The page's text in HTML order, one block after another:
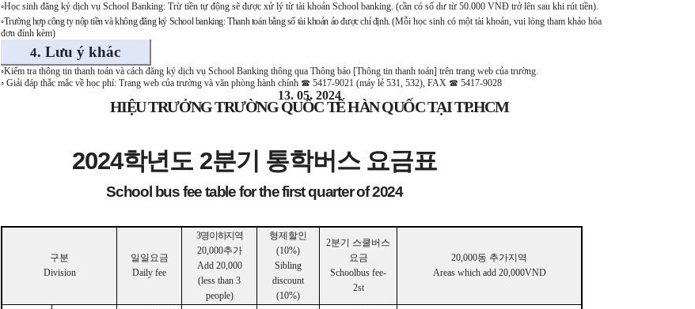
◦Học sinh đăng ký dịch vụ School Banking: Trừ tiền tự động sẽ được xử lý từ tài khoản School banking. (cần có số dư từ 50.000 VNĐ trở lên sau khi rút tiền).
◦Trường hợp công ty nộp tiền và không đăng ký School banking: Thanh toán bằng số tài khoản ảo được chỉ định. (Mỗi học sinh có một tài khoản, vui lòng tham khảo hóa
đơn đính kèm)
4. Lưu ý khác
◦Kiểm tra thông tin thanh toán và cách đăng ký dịch vụ School Banking thông qua Thông báo [Thông tin thanh toán] trên trang web của trường.
◦ Giải đáp thắc mắc về học phí: Trang web của trường và văn phòng hành chính ☎ 5417-9021 (máy lẻ 531, 532), FAX ☎ 5417-9028
13. 05. 2024
HIỆU TRƯỞNG TRƯỜNG QUỐC TẾ HÀN QUỐC TẠI TP.HCM
2024학년도 2분기 통학버스 요금표
School bus fee table for the first quarter of 2024
구분
Division
일일요금
Daily fee
3명 이하지역
20,000추가
Add 20,000
(less than 3
people)
형제할인
(10%)
Sibling
discount
(10%)
2분기 스쿨버스
요금
Schoolbus fee-
2st
20,000동 추가지역
Areas which add 20,000VND